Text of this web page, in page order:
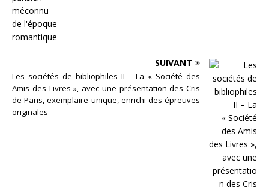
SUIVANT
Les sociétés de bibliophiles II – La « Société des
Amis des Livres », avec une présentation des Cris
de Paris, exemplaire unique, enrichi des épreuves
originales